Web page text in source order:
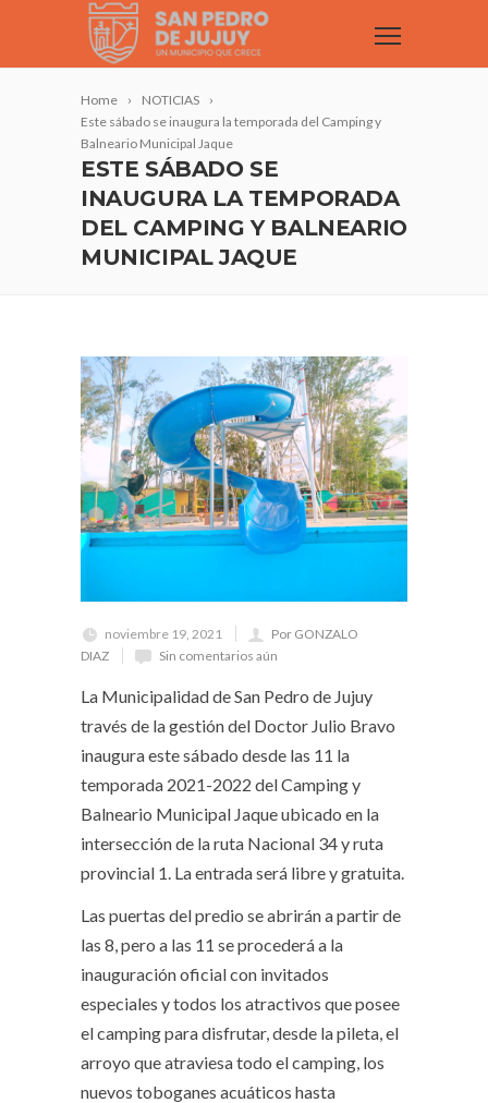
Home
NOTICIAS
Este sábado se inaugura la temporada del Camping y
Balneario Municipal Jaque
ESTE SÁBADO SE
INAUGURA LA TEMPORADA
DEL CAMPING Y BALNEARIO
MUNICIPAL JAQUE
noviembre 19, 2021
Por GONZALO
DIAZ
Sin comentarios aún
La Municipalidad de San Pedro de Jujuy
través de la gestión del Doctor Julio Bravo
inaugura este sábado desde las 11 la
temporada 2021-2022 del Camping y
Balneario Municipal Jaque ubicado en la
intersección de la ruta Nacional 34 y ruta
provincial 1. La entrada será libre y gratuita.
Las puertas del predio se abrirán a partir de
las 8, pero a las 11 se procederá a la
inauguración oficial con invitados
especiales y todos los atractivos que posee
el camping para disfrutar, desde la pileta, el
arroyo que atraviesa todo el camping, los
nuevos toboganes acuáticos hasta